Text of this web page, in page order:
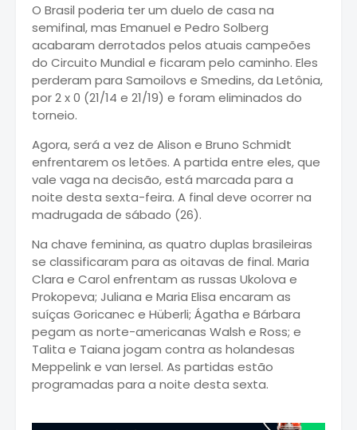
O Brasil poderia ter um duelo de casa na
semifinal, mas Emanuel e Pedro Solberg
acabaram derrotados pelos atuais campeões
do Circuito Mundial e ficaram pelo caminho. Eles
perderam para Samoilovs e Smedins, da Letônia,
por 2 x 0 (21/14 e 21/19) e foram eliminados do
torneio.
Agora, será a vez de Alison e Bruno Schmidt
enfrentarem os letões. A partida entre eles, que
vale vaga na decisão, está marcada para a
noite desta sexta-feira. A final deve ocorrer na
madrugada de sábado (26).
Na chave feminina, as quatro duplas brasileiras
se classificaram para as oitavas de final. Maria
Clara e Carol enfrentam as russas Ukolova e
Prokopeva; Juliana e Maria Elisa encaram as
suíças Goricanec e Hüberli; Ágatha e Bárbara
pegam as norte-americanas Walsh e Ross; e
Talita e Taiana jogam contra as holandesas
Meppelink e van Iersel. As partidas estão
programadas para a noite desta sexta.